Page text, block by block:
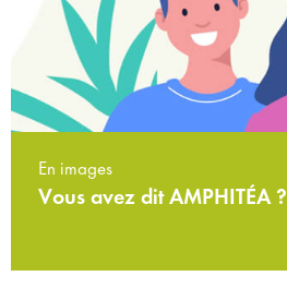
En images
Vous avez dit AMPHITÉA ?